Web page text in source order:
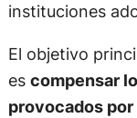
instituciones
El objetivo
es compensar
provocados